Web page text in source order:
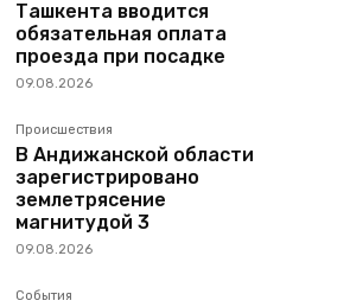
Ташкента вводится
обязательная оплата
проезда при посадке
09.08.2026
Происшествия
В Андижанской области
зарегистрировано
землетрясение
магнитудой 3
09.08.2026
События